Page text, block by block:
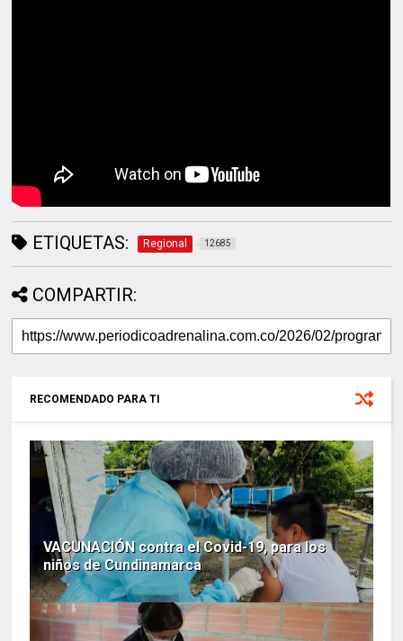
ETIQUETAS: Regional 12685
COMPARTIR:
RECOMENDADO PARA TI
VACUNACIÓN contra el Covid-19, para los
niños de Cundinamarca